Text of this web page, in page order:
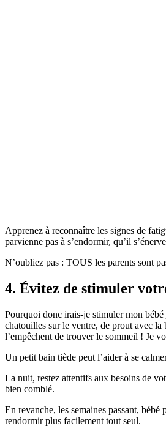
Apprenez à reconnaître les signes de
parvienne pas à s’endormir, qu’il
N’oubliez pas : TOUS les parents sont
4. Évitez de stimuler
Pourquoi donc irais-je stimuler mon
chatouilles sur le ventre, de prout avec la
l’empêchent de trouver le sommeil ! Je
Un petit bain tiède peut l’aider à se
La nuit, restez attentifs aux besoins de
bien comblé.
En revanche, les semaines passant,
rendormir plus facilement tout seul.